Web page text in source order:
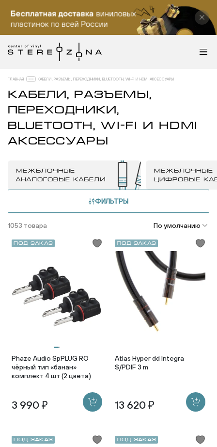
ГЛАВНАЯ КАБЕЛИ, РАЗЪЕМЫ, ПЕРЕХОДНИКИ, BLUETOOTH, WI-FI И HDMI АКСЕССУАРЫ
КАБЕЛИ, РАЗЪЕМЫ,
ПЕРЕХОДНИКИ,
BLUETOOTH, WI-FI И HDMI
АКСЕССУАРЫ
МЕЖБЛОЧНЫЕ
АНАЛОГОВЫЕ КАБЕЛИ
МЕЖБЛОЧНЫЕ
ЦИФРОВЫЕ
ФИЛЬТРЫ
1053 товара По умолчанию
Под заказ
Phaze Audio SpPLUG RO
чёрный тип «банан»
комплект 4 шт (2 цвета)
3 990 ₽
Под заказ
Atlas Hyper dd Integra
S/PDIF 3 m
13 620 ₽
Под заказ Под заказ